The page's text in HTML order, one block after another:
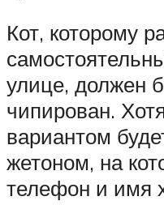
Кот, которому
улице, должен
чипирован.
вариантом
жетоном, на
телефон и имя